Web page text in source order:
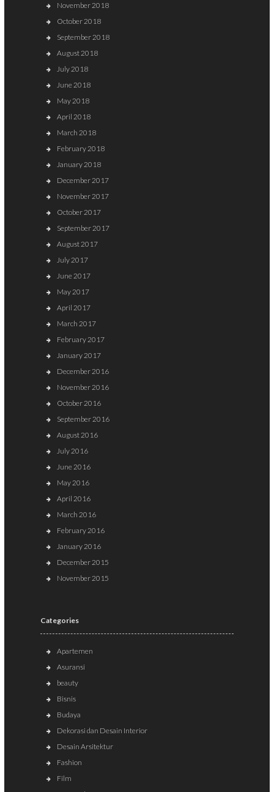
November 2018
October 2018
September 2018
August 2018
July 2018
June 2018
May 2018
April 2018
March 2018
February 2018
January 2018
December 2017
November 2017
October 2017
September 2017
August 2017
July 2017
June 2017
May 2017
April 2017
March 2017
February 2017
January 2017
December 2016
November 2016
October 2016
September 2016
August 2016
July 2016
June 2016
May 2016
April 2016
March 2016
February 2016
January 2016
December 2015
November 2015
Categories
Apartemen
Asuransi
beauty
Bisnis
Budaya
Dekorasi dan Desain Interior
Desain Arsitektur
Fashion
Film